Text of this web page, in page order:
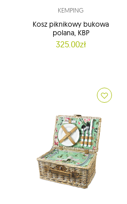
KEMPING
Kosz piknikowy bukowa
polana, KBP
325.00zł